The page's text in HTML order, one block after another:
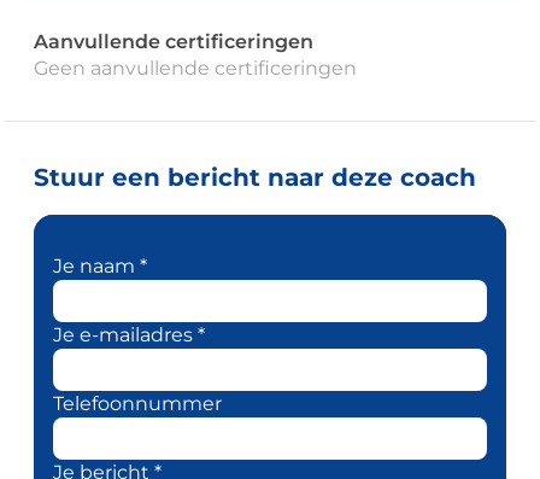
Aanvullende certificeringen
Geen aanvullende certificeringen
Stuur een bericht naar deze coach
Je naam *
Je e-mailadres *
Telefoonnummer
Je bericht *